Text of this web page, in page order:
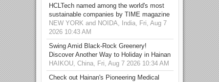
HCLTech named among the world's most
sustainable companies by TIME magazine
NEW YORK and NOIDA, India, Fri, Aug 7
2026 10:43 AM
Swing Amid Black‑Rock Greenery!
Discover Another Way to Holiday in Hainan
HAIKOU, China, Fri, Aug 7 2026 10:34 AM
Check out Hainan's Pioneering Medical